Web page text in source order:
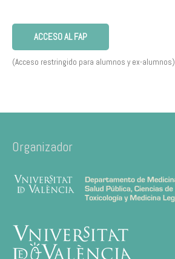
ACCESO AL FAP
(Acceso restringido para alumnos y ex-alumnos)
Organizador